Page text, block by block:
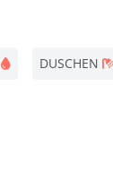
DUSCHEN